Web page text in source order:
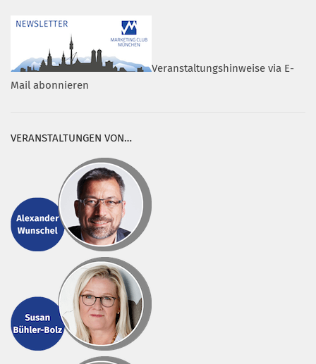
Veranstaltungshinweise via E-
Mail abonnieren
VERANSTALTUNGEN VON…